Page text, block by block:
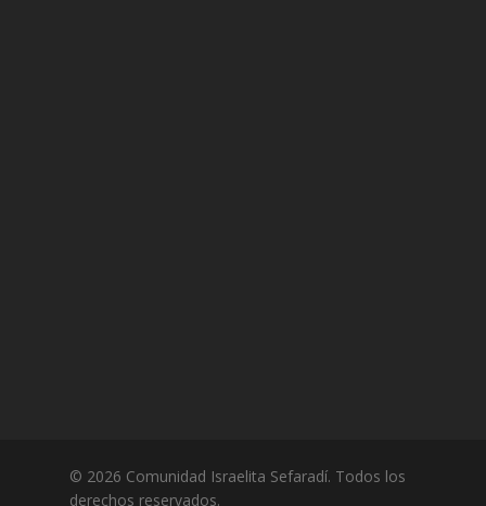
© 2026 Comunidad Israelita Sefaradí. Todos los
derechos reservados.